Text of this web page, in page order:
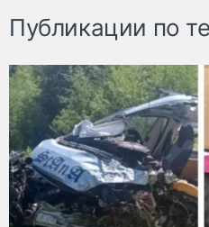
Публикации по